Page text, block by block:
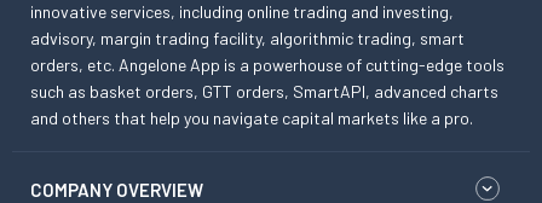
innovative services, including online trading and investing,
advisory, margin trading facility, algorithmic trading, smart
orders, etc. Angelone App is a powerhouse of cutting-edge tools
such as basket orders, GTT orders, SmartAPI, advanced charts
and others that help you navigate capital markets like a pro.
COMPANY OVERVIEW